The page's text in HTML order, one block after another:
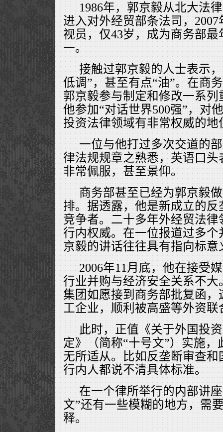
1986年，郭京毅从北大法
进入对外经贸部条法司，
视员，仅43岁，成为商务部
一。
接触过郭京毅的人士表示
低调”，甚至有点“油”。在商
郭京毅参与制定和修改一系
他参加“对话世界500强”，对
投资法律领域有非常权威的地
一位与他打过多次交道的
律法规规章之熟悉，英语口
非常佩服，甚至景仰。
商务部甚至已经为郭京毅
排。据透露，他是新成立的
竞争者。二十多年外经贸法
行内权威。在一位报道过多
京毅的讲话往往具有指向标意
2006年11月底，他在接受
行业并购与经济安全关系不
集团如愿接到商务部批复函
工企业，顺利被高盛等外资联
此时，正值《关于外国投
定》（简称“十号文”）实施
无所适从。比如反垄断审查
行内人都说不清具体标准。
在一个律所举行的内部讲
文”还有一些模糊的地方，需
释。